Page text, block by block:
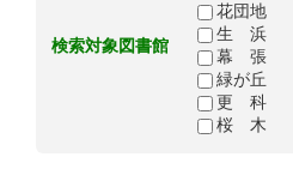
検索対象図書館
花団地
生 浜
幕 張
緑が丘
更 科
桜 木